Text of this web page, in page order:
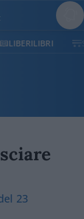
SOSTIENICI
23